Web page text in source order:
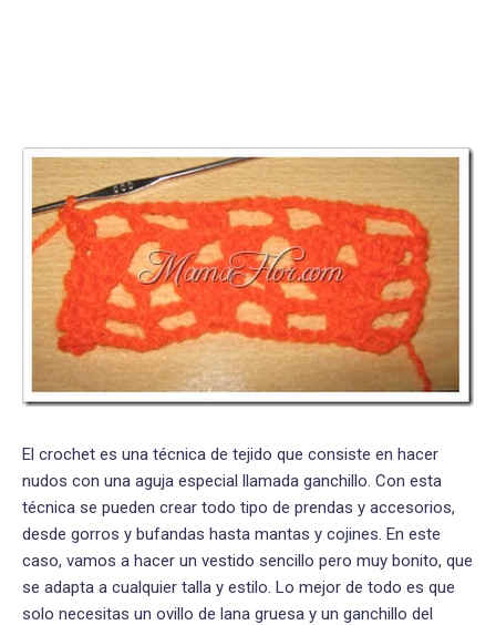
El crochet es una técnica de tejido que consiste en hacer
nudos con una aguja especial llamada ganchillo. Con esta
técnica se pueden crear todo tipo de prendas y accesorios,
desde gorros y bufandas hasta mantas y cojines. En este
caso, vamos a hacer un vestido sencillo pero muy bonito, que
se adapta a cualquier talla y estilo. Lo mejor de todo es que
solo necesitas un ovillo de lana gruesa y un ganchillo del